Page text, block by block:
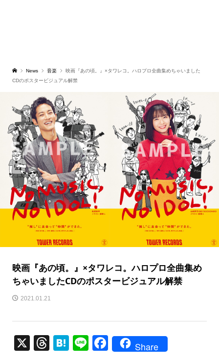
News 音楽
映画『あの頃。』×タワレコ。ハロプロ全曲集めちゃいました
CDのポスタービジュアル解禁
映画『あの頃。』×タワレコ。ハロプロ全曲集め
ちゃいましたCDのポスタービジュアル解禁
2021.01.21
X T H Li F
Share